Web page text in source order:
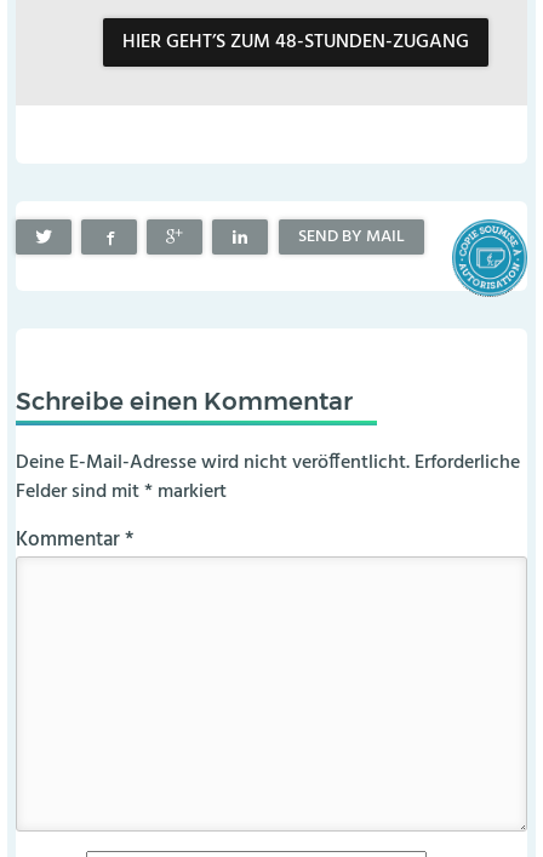
HIER GEHT’S ZUM 48-STUNDEN-ZUGANG
SEND BY MAIL
Schreibe einen Kommentar
Deine E-Mail-Adresse wird nicht veröffentlicht. Erforderliche
Felder sind mit*markiert
Kommentar*